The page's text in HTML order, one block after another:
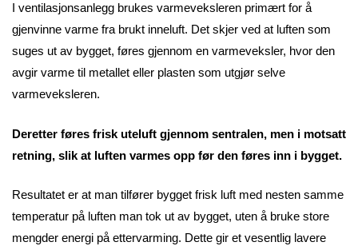
I ventilasjonsanlegg brukes varmeveksleren primært for å
gjenvinne varme fra brukt inneluft. Det skjer ved at luften som
suges ut av bygget, føres gjennom en varmeveksler, hvor den
avgir varme til metallet eller plasten som utgjør selve
varmeveksleren.
Deretter føres frisk uteluft gjennom sentralen, men i motsatt
retning, slik at luften varmes opp før den føres inn i bygget.
Resultatet er at man tilfører bygget frisk luft med nesten samme
temperatur på luften man tok ut av bygget, uten å bruke store
mengder energi på ettervarming. Dette gir et vesentlig lavere